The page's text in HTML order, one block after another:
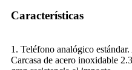
Características
1. Teléfono analógico
Carcasa de acero inoxidable